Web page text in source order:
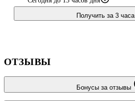
Получить за 3 часа
ОТЗЫВЫ
Бонусы за отзывы